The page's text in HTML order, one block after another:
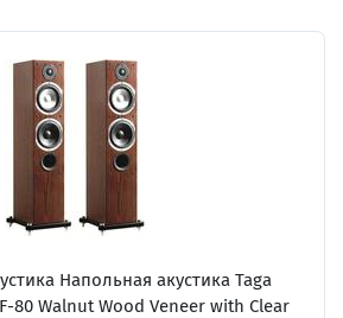
Напольная акустика Taga
80 Walnut Wood Veneer with Clear